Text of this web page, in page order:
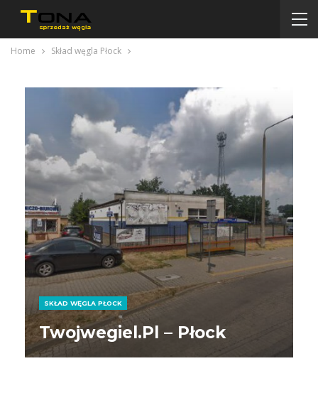
Home Skład węgla Płock
SKŁAD WĘGLA PŁOCK
Twojwegiel.pl – Płock